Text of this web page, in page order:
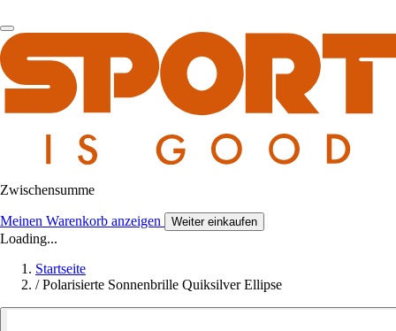
Zwischensumme
Meinen Warenkorb anzeigen Weiter einkaufen
Loading...
Startseite
/ Polarisierte Sonnenbrille Quiksilver Ellipse